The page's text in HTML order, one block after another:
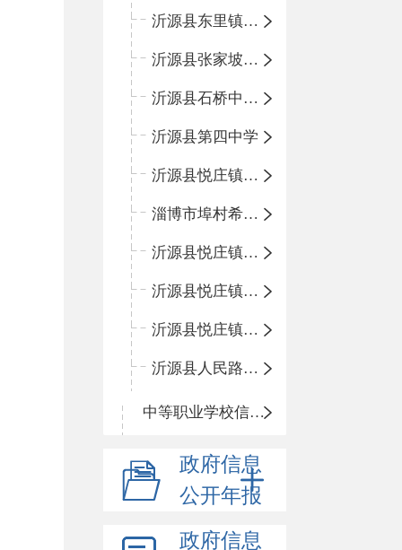
沂源县东里镇中心小学
沂源县张家坡中心学校
沂源县石桥中心学校
沂源县第四中学
沂源县悦庄镇中心小学
淄博市埠村希望小学
沂源县悦庄镇青龙山小学
沂源县悦庄镇鲍庄完小
沂源县悦庄镇赵庄小学
沂源县人民路小学
中等职业学校信息公开
政府信息
公开年报
政府信息